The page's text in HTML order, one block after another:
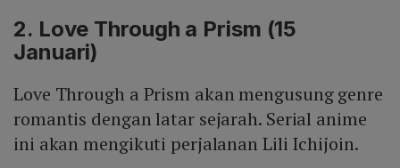
2. Love Through a Prism (15
Januari)
Love Through a Prism akan mengusung genre
romantis dengan latar sejarah. Serial anime
ini akan mengikuti perjalanan Lili Ichijoin.